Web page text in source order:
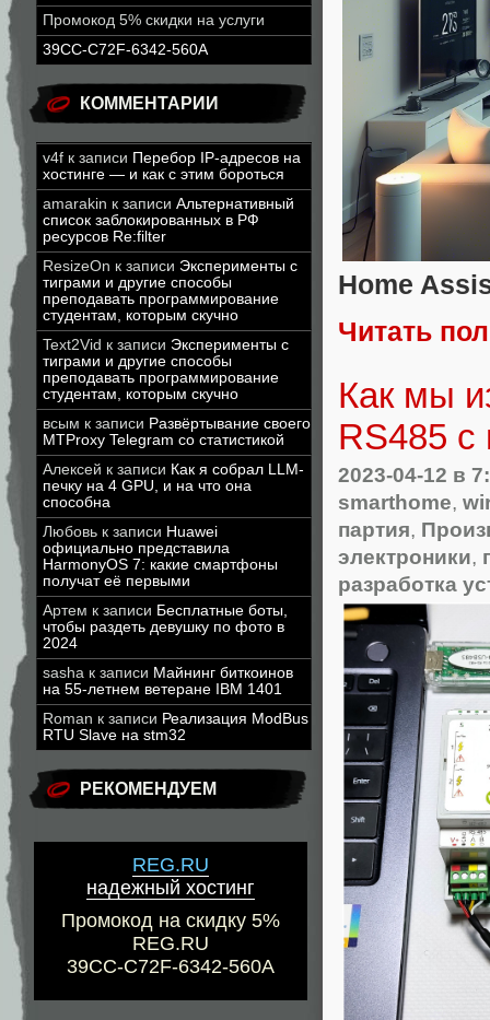
Промокод 5% скидки на услуги
39CC-C72F-6342-560A
КОММЕНТАРИИ
v4f к записи Перебор IP-адресов на
хостинге — и как с этим бороться
amarakin к записи Альтернативный
список заблокированных в РФ
ресурсов Re:filter
ResizeOn к записи Эксперименты с
тиграми и другие способы
преподавать программирование
студентам, которым скучно
Text2Vid к записи Эксперименты с
тиграми и другие способы
преподавать программирование
студентам, которым скучно
всым к записи Развёртывание своего
MTProxy Telegram со статистикой
Алексей к записи Как я собрал LLM-
печку на 4 GPU, и на что она
способна
Любовь к записи Huawei
официально представила
HarmonyOS 7: какие смартфоны
получат её первыми
Артем к записи Бесплатные боты,
чтобы раздеть девушку по фото в
2024
sasha к записи Майнинг биткоинов
на 55-летнем ветеране IBM 1401
Roman к записи Реализация ModBus
RTU Slave на stm32
РЕКОМЕНДУЕМ
REG.RU
надежный хостинг
Промокод на скидку 5%
REG.RU
39CC-C72F-6342-560A
Home
Читать
Как мы
RS485
2023-04-12 в
smarthome,
партия,
электроники,
разработка